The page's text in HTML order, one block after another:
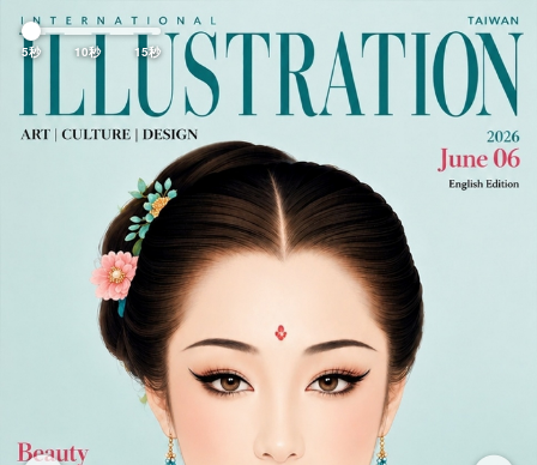
Previous
5秒 10秒 15秒